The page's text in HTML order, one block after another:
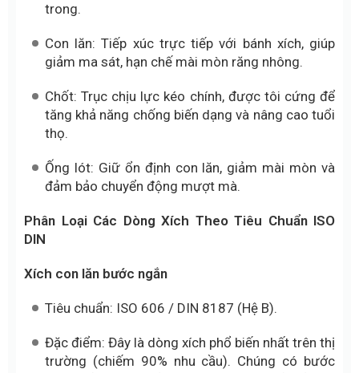
trong.
Con lăn: Tiếp xúc trực tiếp với bánh xích, giúp
giảm ma sát, hạn chế mài mòn răng nhông.
Chốt: Trục chịu lực kéo chính, được tôi cứng để
tăng khả năng chống biến dạng và nâng cao tuổi
thọ.
Ống lót: Giữ ổn định con lăn, giảm mài mòn và
đảm bảo chuyển động mượt mà.
Phân Loại Các Dòng Xích Theo Tiêu Chuẩn ISO
DIN
Xích con lăn bước ngắn
Tiêu chuẩn: ISO 606 / DIN 8187 (Hệ B).
Đặc điểm: Đây là dòng xích phổ biến nhất trên thị
trường (chiếm 90% nhu cầu). Chúng có bước